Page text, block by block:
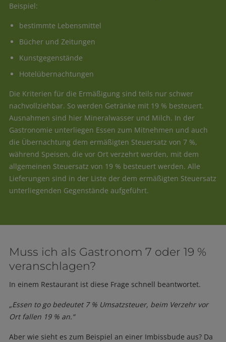
Beispiel:
bestimmte Lebensmittel
Bücher und Zeitungen
Kunstgegenstände
Hotelübernachtungen
Die Kriterien für die Ermäßigung sind teils nur schwer
nachvollziehbar. So werden Getränke mit 19 % besteuert.
Ausnahmen sind hier Mineralwasser und Milch. In der
Gastronomie unterliegen Essen zum Mitnehmen und auch
die Übernachtung dem ermäßigten Steuersatz von 7 %,
während Speisen, die vor Ort verzehrt werden, mit dem
allgemeinen Steuersatz von 19 % besteuert werden. Alle
Lieferungen sind in der Liste der dem ermäßigten Steuersatz
unterliegenden Gegenstände aufgeführt.
Muss ich als Gastronom 7 oder 19 %
veranschlagen?
In einem Restaurant ist diese Frage schnell beantwortet.
„Essen to go bedeutet 7 % Umsatzsteuer, beim Verzehr vor
Ort fallen 19 % an.“
Aber wie sieht es zum Beispiel an einer Imbissbude aus? Da